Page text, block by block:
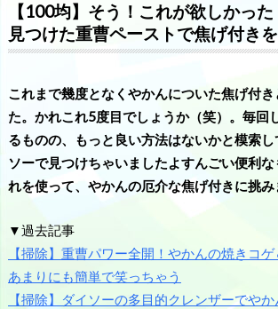
【100均】そう！これが欲しかっ
見つけた重曹ペーストで焦げ付き
これまで幾度となくやかんについた焦げ付
た。かれこれ5度目でしょうか（笑）。毎回
るものの、もっと良い方法はないかと模索
ソーで見つけちゃいましたよすんごい便利
れを使って、やかんの厄介な焦げ付きに挑み
▼過去記事
【掃除】重曹パワー全開！やかんの焼きコ
あまりにも簡単で笑っちゃう
【掃除】ダイソーの多目的クレンザーでや